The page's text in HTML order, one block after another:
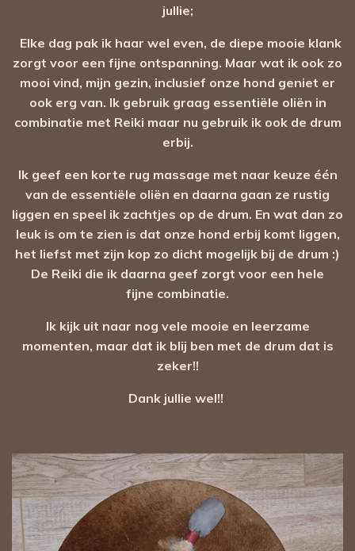
jullie;
Elke dag pak ik haar wel even, de diepe mooie klank
zorgt voor een fijne ontspanning. Maar wat ik ook zo
mooi vind, mijn gezin, inclusief onze hond geniet er
ook erg van. Ik gebruik graag essentiële oliën in
combinatie met Reiki maar nu gebruik ik ook de drum
erbij.
Ik geef een korte rug massage met naar keuze één
van de essentiële oliën en daarna gaan ze rustig
liggen en speel ik zachtjes op de drum. En wat dan zo
leuk is om te zien is dat onze hond erbij komt liggen,
het liefst met zijn kop zo dicht mogelijk bij de drum :)
De Reiki die ik daarna geef zorgt voor een hele
fijne combinatie.
Ik kijk uit naar nog vele mooie en leerzame
momenten, maar dat ik blij ben met de drum dat is
zeker!!
Dank jullie wel!!